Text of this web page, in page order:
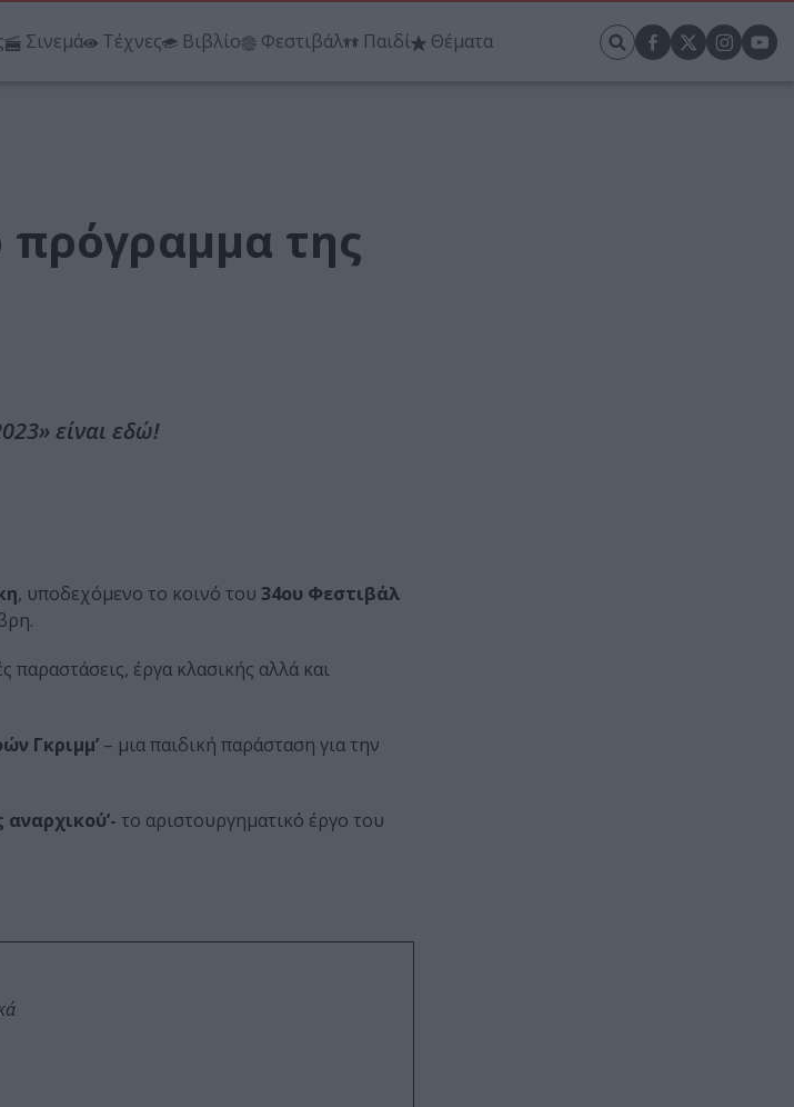
Σινεμά Τέχνες Βιβλίο Φεστιβάλ Παιδί Θέματα
πρόγραμμα της
είναι εδώ!
, υποδεχόμενο το κοινό του 34ου Φεστιβάλ
έργα κλασικής αλλά και
Γκριμμ’ – μια παιδική παράσταση για την
το αριστουργηματικό έργο του